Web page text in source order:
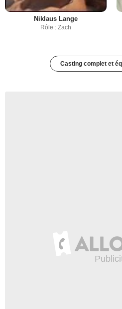
Niklaus Lange
Rôle : Zach
Casting complet et